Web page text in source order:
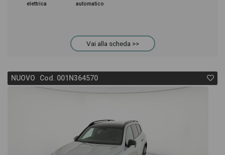
elettrica automatico
Vai alla scheda >>
NUOVO Cod. 001N364570